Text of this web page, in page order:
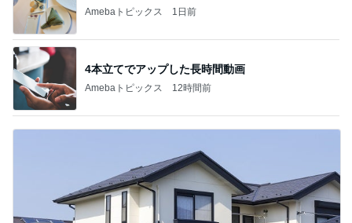
Amebaトピックス 1日前
4本立てでアップした長時間動画
Amebaトピックス 12時間前